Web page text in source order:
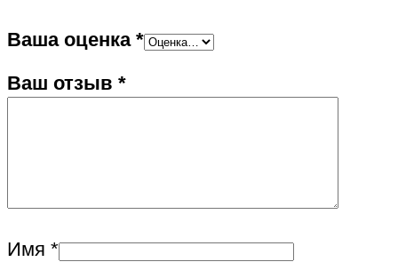
Ваша оценка *
Ваш отзыв *
Имя *